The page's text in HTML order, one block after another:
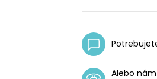
Alebo